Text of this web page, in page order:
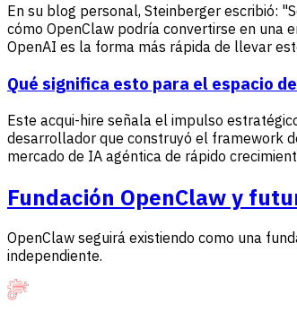
En su blog personal, Steinberger escribió:
cómo OpenClaw podría convertirse en una
OpenAI es la forma más rápida de llevar
Qué significa esto para el espacio
Este acqui-hire señala el impulso
desarrollador que construyó el framework
mercado de IA agéntica de rápido
Fundación OpenClaw y
OpenClaw seguirá existiendo como una
independiente.